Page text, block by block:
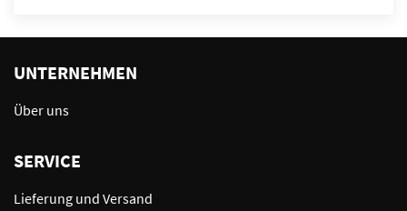
UNTERNEHMEN
Über uns
SERVICE
Lieferung und Versand